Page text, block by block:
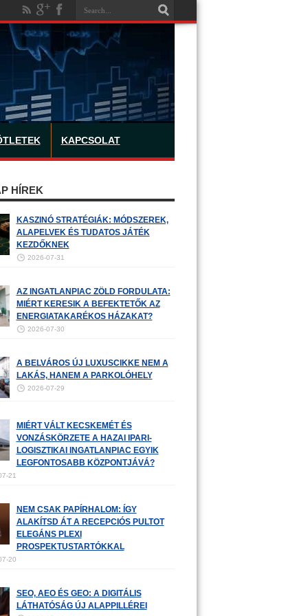
KAPCSOLAT
HÍREK
KASZINÓ STRATÉGIÁK: MÓDSZEREK,
ALAPELVEK ÉS TUDATOS JÁTÉK
KEZDŐKNEK
2026-07-31
AZ INGATLANPIAC ZÖLD FORDULATA:
MIÉRT KERESIK A BEFEKTETŐK AZ
ENERGIATAKARÉKOS HÁZAKAT?
2026-07-30
A BELVÁROS ÚJ LUXUSCIKKE NEM A
LAKÁS, HANEM A PARKOLÓHELY
2026-07-29
MIÉRT VÁLT KECSKEMÉT ÉS
VONZÁSKÖRZETE A HAZAI IPARI-
LOGISZTIKAI INGATLANPIAC EGYIK
LEGFONTOSABB KÖZPONTJÁVÁ?
21
NEM CSAK PAPÍRHALOM: ÍGY
ALAKÍTSD ÁT A RECEPCIÓS PULTOT
ELEGÁNS PLEXI
PROSPEKTUSTARTÓKKAL
20
SEO, AEO ÉS GEO: A DIGITÁLIS
LÁTHATÓSÁG ÚJ ALAPPILLÉREI